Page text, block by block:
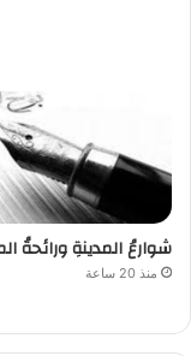
شوارعُ المدينةِ ورائحةُ
منذ 20 ساعة